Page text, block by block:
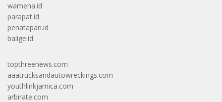
wamena.id
parapat.id
penatapan.id
balige.id
topthreenews.com
aaatrucksandautowreckings.com
youthlinkjamica.com
arbirate.com